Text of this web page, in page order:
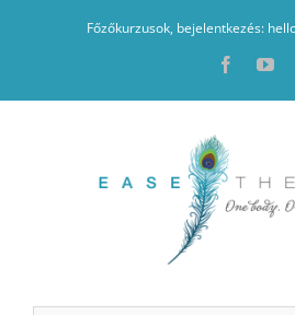
Főzőkurzusok, bejelentkezés:
Facebook